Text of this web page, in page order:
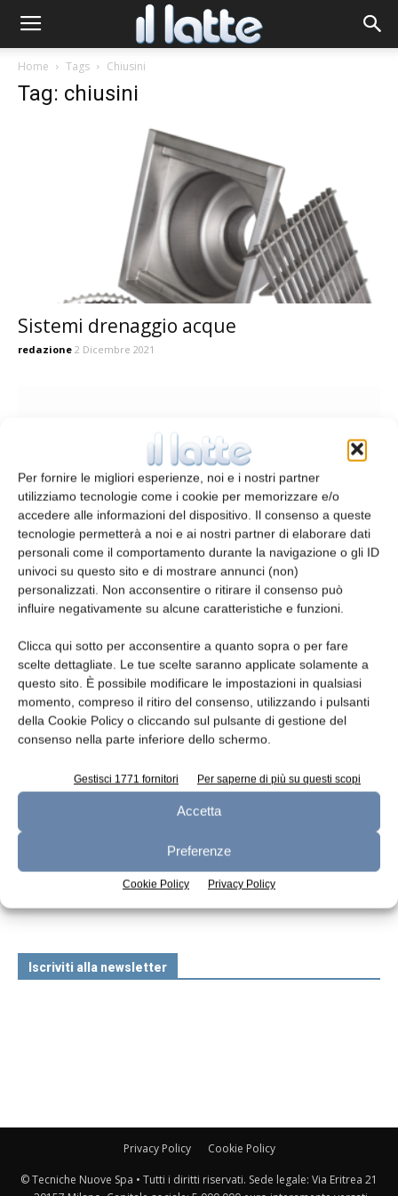
Per fornire le migliori esperienze, noi e i nostri partner
utilizziamo tecnologie come i cookie per memorizzare e/o
accedere alle informazioni del dispositivo. Il consenso a queste
tecnologie permetterà a noi e ai nostri partner di elaborare dati
personali come il comportamento durante la navigazione o gli ID
univoci su questo sito e di mostrare annunci (non)
personalizzati. Non acconsentire o ritirare il consenso può
influire negativamente su alcune caratteristiche e funzioni.
Clicca qui sotto per acconsentire a quanto sopra o per fare
scelte dettagliate. Le tue scelte saranno applicate solamente a
questo sito. È possibile modificare le impostazioni in qualsiasi
momento, compreso il ritiro del consenso, utilizzando i pulsanti
della Cookie Policy o cliccando sul pulsante di gestione del
consenso nella parte inferiore dello schermo.
Gestisci 1771 fornitori Per saperne di più su questi scopi
Accetta
Preferenze
Cookie Policy Privacy Policy
Home Tags Chiusini
Tag: chiusini
Sistemi drenaggio acque
redazione 2 Dicembre 2021
Canaline di evacuazione
redazione 2 Marzo 2016
Leggi la rivista
Edicola Web
Iscriviti alla newsletter
Privacy Policy Cookie Policy
© Tecniche Nuove Spa • Tutti i diritti riservati. Sede legale: Via Eritrea 21